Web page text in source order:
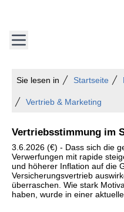
Sie lesen in Startseite
Vertrieb & Marketing
Vertriebsstimmung im
3.6.2026 (€) - Dass sich die
Verwerfungen mit rapide
und höherer Inflation auf die
Versicherungsvertrieb
überraschen. Wie stark
haben, wurde in einer